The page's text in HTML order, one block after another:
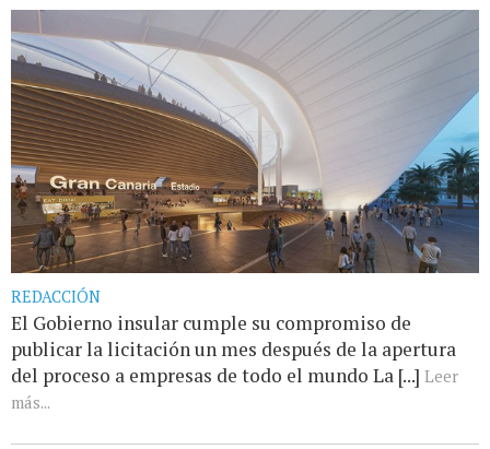
REDACCIÓN
El Gobierno insular cumple su compromiso de
publicar la licitación un mes después de la apertura
del proceso a empresas de todo el mundo La [...] Leer
más...